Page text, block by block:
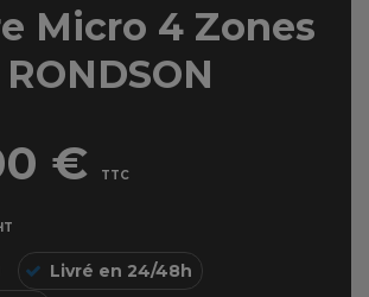
Micro 4 Zones
€ TTC
Livré en 24/48h